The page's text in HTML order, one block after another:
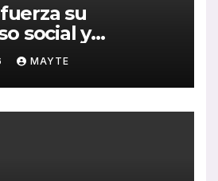
su
social y
con la
de su Memoria
MAYTE